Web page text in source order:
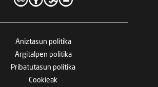
Aniztasun politika
Argitalpen politika
Pribatutasun politika
Cookieak